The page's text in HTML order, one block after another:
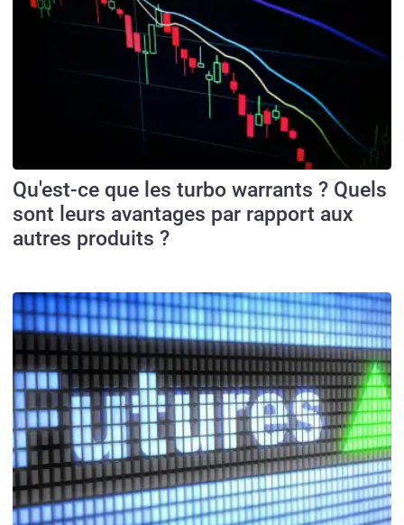
Qu'est-ce que les turbo warrants ? Quels
sont leurs avantages par rapport aux
autres produits ?